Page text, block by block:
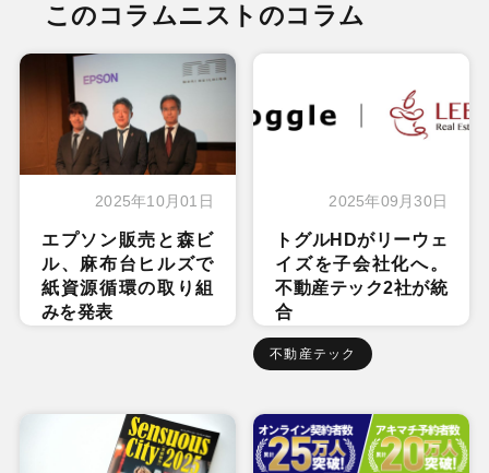
このコラムニストのコラム
2025年10月01日
エプソン販売と森ビ
ル、麻布台ヒルズで
紙資源循環の取り組
みを発表
2025年09月30日
トグルHDがリーウェ
イズを子会社化へ。
不動産テック2社が統
合
不動産テック